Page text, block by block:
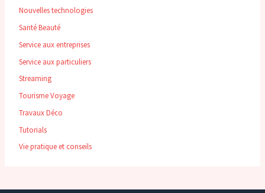
Nouvelles technologies
Santé Beauté
Service aux entreprises
Service aux particuliers
Streaming
Tourisme Voyage
Travaux Déco
Tutorials
Vie pratique et conseils